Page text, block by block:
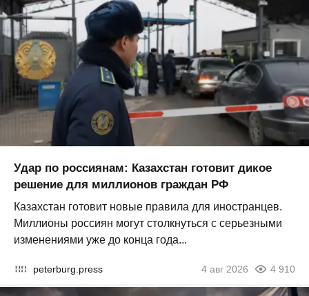
Удар по россиянам: Казахстан готовит дикое
решение для миллионов граждан РФ
Казахстан готовит новые правила для иностранцев.
Миллионы россиян могут столкнуться с серьезными
изменениями уже до конца года...
peterburg.press 4 авг 2026 4 910